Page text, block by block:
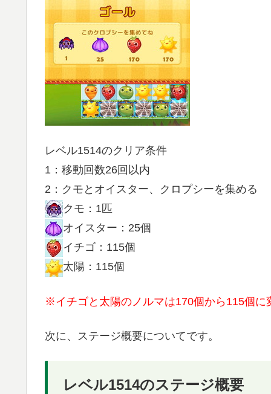
レベル1514のクリア条件
1：移動回数26回以内
2：クモとオイスター、クロプシーを集める
クモ：1匹
オイスター：25個
イチゴ：115個
太陽：115個
※イチゴと太陽のノルマは170個から115個に
次に、ステージ概要についてです。
レベル1514のステージ概要